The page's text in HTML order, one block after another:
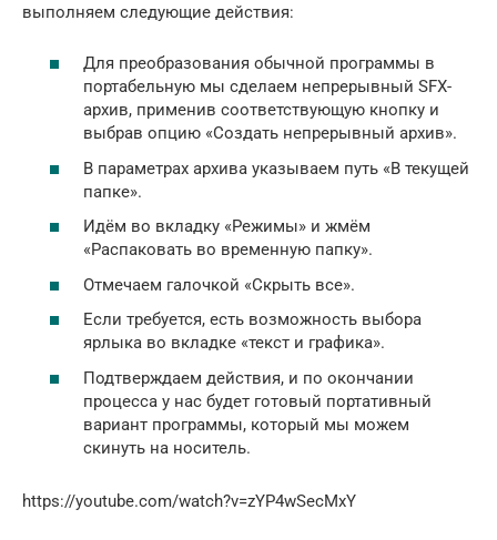
выполняем следующие действия:
Для преобразования обычной программы в
портабельную мы сделаем непрерывный SFX-
архив, применив соответствующую кнопку и
выбрав опцию «Создать непрерывный архив».
В параметрах архива указываем путь «В текущей
папке».
Идём во вкладку «Режимы» и жмём
«Распаковать во временную папку».
Отмечаем галочкой «Скрыть все».
Если требуется, есть возможность выбора
ярлыка во вкладке «текст и графика».
Подтверждаем действия, и по окончании
процесса у нас будет готовый портативный
вариант программы, который мы можем
скинуть на носитель.
https://youtube.com/watch?v=zYP4wSecMxY